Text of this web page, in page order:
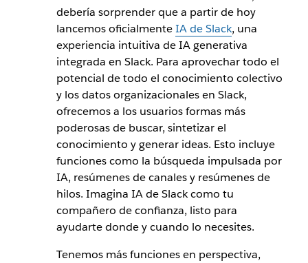
debería sorprender que a partir de hoy
lancemos oficialmenteIA de Slack, una
experiencia intuitiva de IA generativa
integrada en Slack. Para aprovechar todo el
potencial de todo el conocimiento colectivo
y los datos organizacionales en Slack,
ofrecemos a los usuarios formas más
poderosas de buscar, sintetizar el
conocimiento y generar ideas. Esto incluye
funciones como la búsqueda impulsada por
IA, resúmenes de canales y resúmenes de
hilos. Imagina IA de Slack como tu
compañero de confianza, listo para
ayudarte donde y cuando lo necesites.
Tenemos más funciones en perspectiva,